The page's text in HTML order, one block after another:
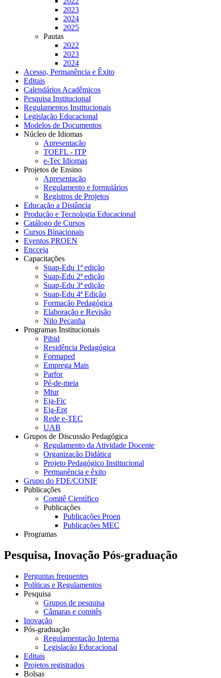
2023
2024
2025
Pautas
2022
2023
2024
Acesso, Permanência e Êxito
Editais
Calendários Acadêmicos
Pesquisa Institucional
Regulamentos Institucionais
Legislação Educacional
Modelos de Documentos
Núcleo de Idiomas
Apresentação
TOEFL - ITP
e-Tec Idiomas
Projetos de Ensino
Apresentação
Regulamento e formulários
Registros de Projetos
Educação a Distância
Produção e Tecnologia Educacional
Catálogo de Cursos
Cursos Binacionais
Eventos PROEN
Encceja
Capacitações
Suap-Edu 1ª edição
Suap-Edu 2ª edição
Suap-Edu 3ª edição
Suap-Edu 4ª Edição
Formação Pedagógica
Elaboração e Revisão
Nilo Peçanha
Programas Institucionais
Pibid
Residência Pedagógica
Formaped
Emprega Mais
Parfor
Pé-de-meia
Mtur
Eja-Fic
Eja-Ept
Rede e-TEC
UAB
Grupos de Discussão Pedagógica
Regulamento da Atividade Docente
Organização Didática
Projeto Pedagógico Institucional
Permanência e êxito
Grupo do FDE/CONIF
Publicações
Comitê Científico
Publicações
Publicações Proen
Publicações MEC
Programas
Pesquisa, Inovação Pós-graduação
Perguntas frequentes
Políticas e Regulamentos
Pesquisa
Grupos de pesquisa
Câmaras e comitês
Inovação
Pós-graduação
Regulamentação Interna
Legislação Educacional
Editais
Projetos registrados
Bolsas